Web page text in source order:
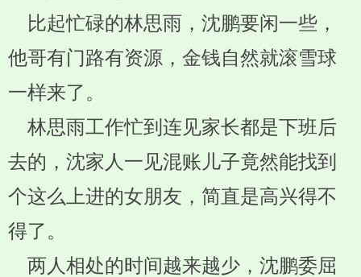
比起忙碌的林思雨，沈鹏要闲一些，
他哥有门路有资源，金钱自然就滚雪球
一样来了。
林思雨工作忙到连见家长都是下班后
去的，沈家人一见混账儿子竟然能找到
个这么上进的女朋友，简直是高兴得不
得了。
两人相处的时间越来越少，沈鹏委屈